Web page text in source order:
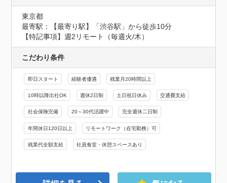
東京都
最寄駅：【最寄り駅】「渋谷駅」から徒歩10分
【特記事項】週2リモート（毎週火/木）
こだわり条件
即日スタート 経験者優遇 残業月20時間以上
10時以降出社OK 週休2日制 土日祝日休み 交通費支給
社会保険完備 20～30代活躍中 完全週休二日制
年間休日120日以上 リモートワーク（在宅勤務）可
残業代全額支給 社員食堂・休憩スペースあり